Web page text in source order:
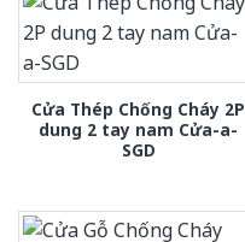
Cửa Thép Chống Cháy 2P
dung 2 tay nam Cửa-a-
SGD